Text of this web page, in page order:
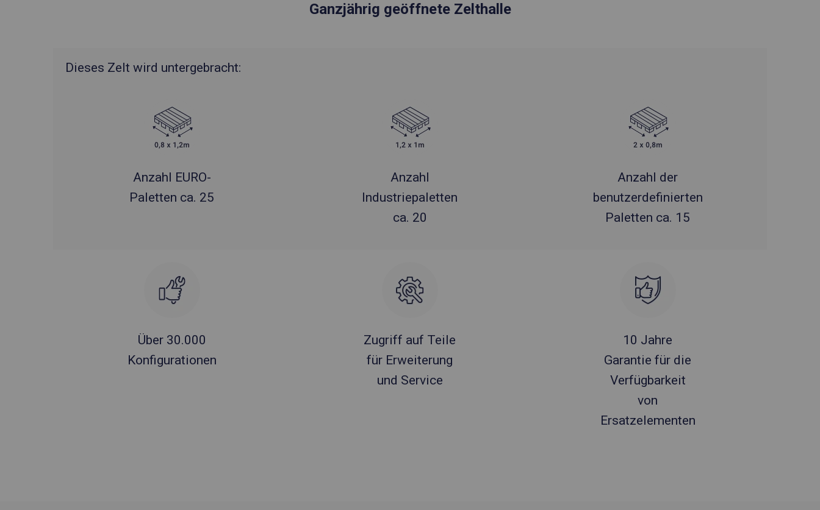
Ganzjährig geöffnete Zelthalle
Dieses Zelt wird untergebracht:
Anzahl EURO-
Paletten ca. 25
Anzahl
Industriepaletten
ca. 20
Anzahl der
benutzerdefinierten
Paletten ca. 15
Über 30.000
Konfigurationen
Zugriff auf Teile
für Erweiterung
und Service
10 Jahre
Garantie für die
Verfügbarkeit
von
Ersatzelementen